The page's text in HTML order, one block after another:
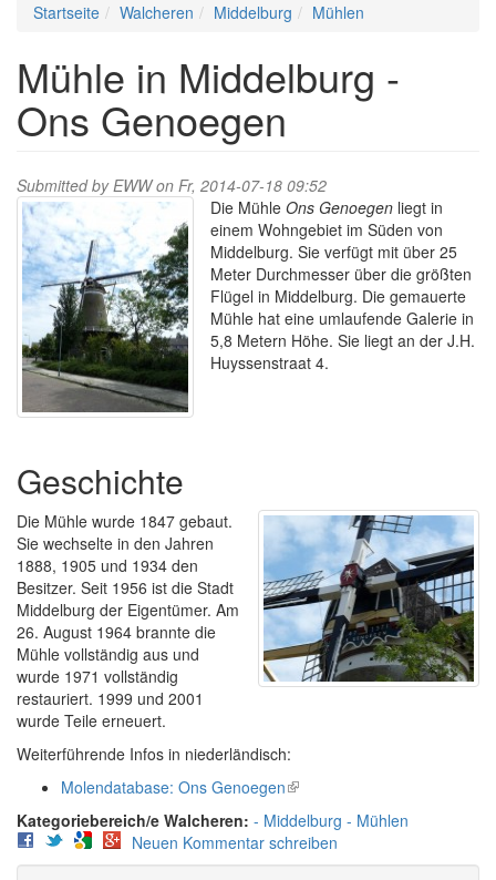
Startseite Walcheren Middelburg Mühlen
Mühle in Middelburg -
Ons Genoegen
Submitted byEWWon Fr, 2014-07-18 09:52
Die Mühle Ons Genoegen liegt in
einem Wohngebiet im Süden von
Middelburg. Sie verfügt mit über 25
Meter Durchmesser über die größten
Flügel in Middelburg. Die gemauerte
Mühle hat eine umlaufende Galerie in
5,8 Metern Höhe. Sie liegt an der J.H.
Huyssenstraat 4.
Geschichte
Die Mühle wurde 1847 gebaut.
Sie wechselte in den Jahren
1888, 1905 und 1934 den
Besitzer. Seit 1956 ist die Stadt
Middelburg der Eigentümer. Am
26. August 1964 brannte die
Mühle vollständig aus und
wurde 1971 vollständig
restauriert. 1999 und 2001
wurde Teile erneuert.
Weiterführende Infos in niederländisch:
Molendatabase: Ons Genoegen(link
is
external)
Walcheren: Middelburg
Mühlen
Neuen Kommentar schreiben